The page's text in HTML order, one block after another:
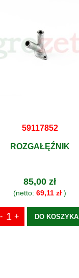
59117852
ROZGAŁĘŹNIK
85,00 zł
(netto: 69,11 zł )
DO KOSZYKA